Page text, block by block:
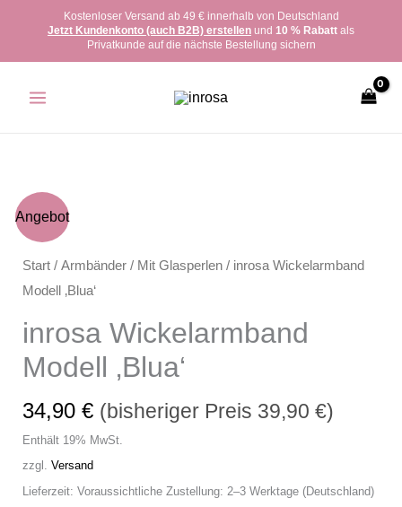
springen
Kostenloser Versand ab 49 € innerhalb von Deutschland
Jetzt Kundenkonto (auch B2B) erstellen und 10 % Rabatt als
Privatkunde auf die nächste Bestellung sichern
Angebot
Start/ Armbänder/ Mit Glasperlen/ inrosa Wickelarmband
Modell ‚Blua‘
inrosa Wickelarmband
Modell ‚Blua‘
34,90 € (bisheriger Preis 39,90 €)
Enthält 19% MwSt.
zzgl. Versand
Lieferzeit: Voraussichtliche Zustellung: 2–3 Werktage (Deutschland)
inrosa
Wickelarmband
Modell
'Blua'